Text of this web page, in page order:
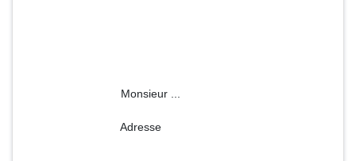
Monsieur ...
Adresse